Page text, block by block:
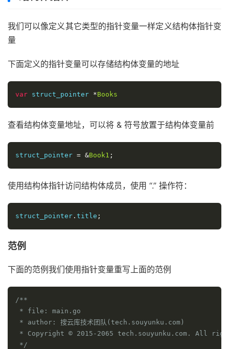
}
我们可以像定义其它类型的指针变量一样定义结构体指针变
量
下面定义的指针变量可以存储结构体变量的地址
var struct_pointer *Books
查看结构体变量地址，可以将 & 符号放置于结构体变量前
struct_pointer = &Book1 ;
使用结构体指针访问结构体成员，使用 “.” 操作符：
struct_pointer . title ;
范例
下面的范例我们使用指针变量重写上面的范例
/**
* file: main.go
* author: 搜云库技术团队(tech.souyunku.com)
* Copyright © 2015-2065 tech.souyunku.com. All
*/